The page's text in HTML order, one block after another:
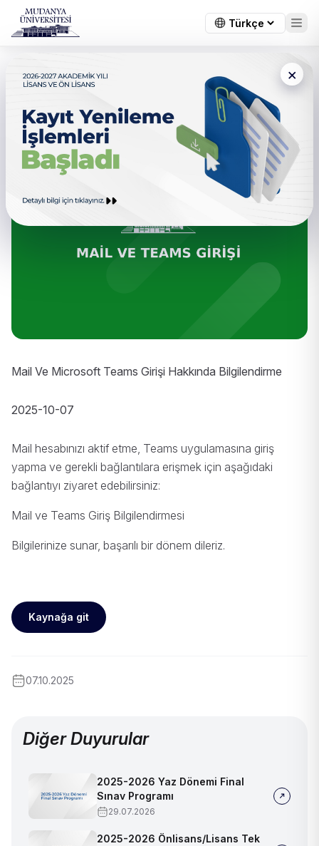
×
← Tüm duyurular
Mail ve Microsoft Teams Girişi
Hakkında Bilgilendirme
Mail Ve Microsoft Teams Girişi Hakkında Bilgilendirme
2025-10-07
Mail hesabınızı aktif etme, Teams uygulamasına giriş
yapma ve gerekli bağlantılara erişmek için aşağıdaki
bağlantıyı ziyaret edebilirsiniz:
Mail ve Teams Giriş Bilgilendirmesi
Bilgilerinize sunar, başarılı bir dönem dileriz.
Kaynağa git
07.10.2025
Diğer Duyurular
2025-2026 Yaz Dönemi Final
Sınav Programı
29.07.2026
2025-2026 Önlisans/Lisans Tek